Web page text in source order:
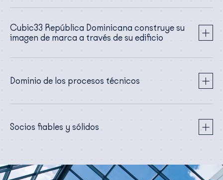
Cubic33 República Dominicana construye su
imagen de marca a través de su edificio
Dominio de los procesos técnicos
Socios fiables y sólidos